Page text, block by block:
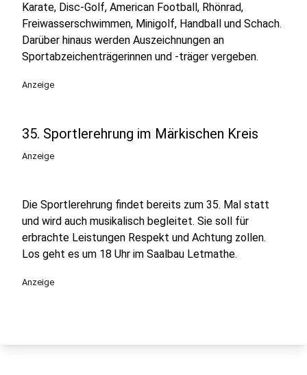
Karate, Disc-Golf, American Football, Rhönrad,
Freiwasserschwimmen, Minigolf, Handball und Schach.
Darüber hinaus werden Auszeichnungen an
Sportabzeichenträgerinnen und -träger vergeben.
Anzeige
35. Sportlerehrung im Märkischen Kreis
Anzeige
Die Sportlerehrung findet bereits zum 35. Mal statt
und wird auch musikalisch begleitet. Sie soll für
erbrachte Leistungen Respekt und Achtung zollen.
Los geht es um 18 Uhr im Saalbau Letmathe.
Anzeige